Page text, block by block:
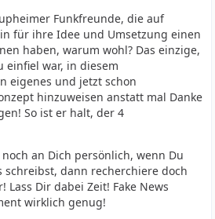
Funkfreunde, die auf
für ihre Idee und Umsetzung einen
haben, warum wohl? Das einzige,
einfiel war, in diesem
eigenes und jetzt schon
hinzuweisen anstatt mal Danke
So ist er halt, der 4
an Dich persönlich, wenn Du
dann recherchiere doch
Dir dabei Zeit! Fake News
wirklich genug!